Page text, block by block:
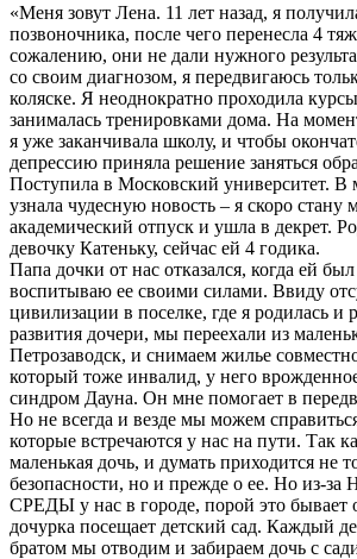
«Меня зовут Лена. 11 лет назад, я
позвоночника, после чего перенесла 4
сожалению, они не дали нужного
со своим диагнозом, я передвигаюсь
коляске. Я неоднократно проходила
занималась тренировками дома. На
я уже заканчивала школу, и чтобы
депрессию приняла решение заняться
Поступила в Московский университет. В
узнала чудесную новость – я скоро стану
академический отпуск и ушла в декрет.
девочку Катеньку, сейчас ей 4 годика.
Папа дочки от нас отказался, когда ей
воспитываю ее своими силами. Ввиду
цивилизации в поселке, где я родилась и
развития дочери, мы переехали из
Петрозаводск, и снимаем жилье
который тоже инвалид, у него
синдром Дауна. Он мне помогает в
Но не всегда и везде мы можем
которые встречаются у нас на пути. Так
маленькая дочь, и думать приходится не
безопасности, но и прежде о ее. Но
СРЕДЫ у нас в городе, порой это бывает
дочурка посещает детский сад. Каждый
братом мы отводим и забираем дочь с